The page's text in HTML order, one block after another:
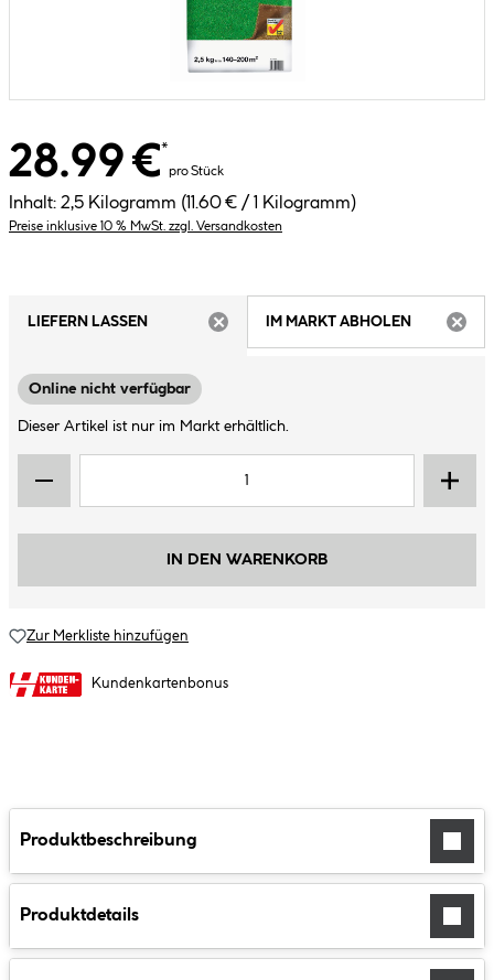
28.99 €*
pro Stück
Inhalt: 2,5 Kilogramm (11.60 € / 1 Kilogramm)
Preise inklusive 10 % MwSt. zzgl. Versandkosten
LIEFERN LASSEN
IM MARKT ABHOLEN
Online nicht verfügbar
Dieser Artikel ist nur im Markt erhältlich.
IN DEN WARENKORB
Zur Merkliste hinzufügen
Kundenkartenbonus
Produktbeschreibung
Produktdetails